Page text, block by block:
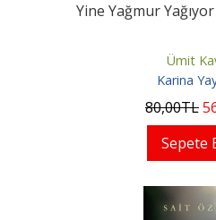
Yine Yağmur
Ümit
Karina
80,00TL
Sepete